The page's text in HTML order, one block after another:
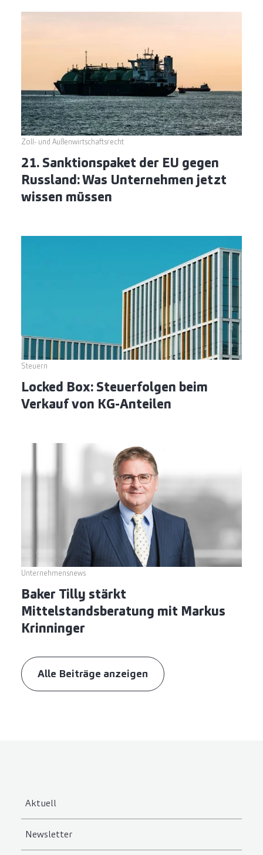
Zoll- und Außenwirtschaftsrecht
21. Sanktionspaket der EU gegen
Russland: Was Unternehmen jetzt
wissen müssen
Steuern
Locked Box: Steuerfolgen beim
Verkauf von KG-Anteilen
Unternehmensnews
Baker Tilly stärkt
Mittelstandsberatung mit Markus
Krinninger
Alle Beiträge anzeigen
Aktuell
Newsletter